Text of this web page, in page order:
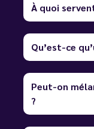
À quoi
Qu’est-ce
Peut-on
?